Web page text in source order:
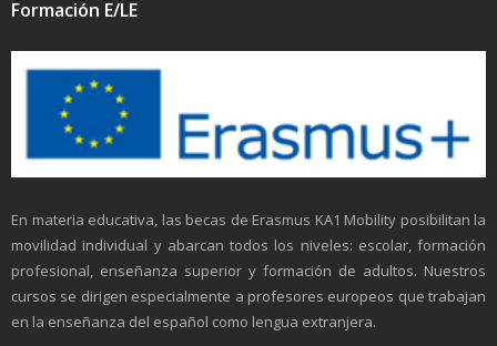
Formación E/LE
En materia educativa, las becas de Erasmus KA1 Mobility posibilitan la
movilidad individual y abarcan todos los niveles: escolar, formación
profesional, enseñanza superior y formación de adultos. Nuestros
cursos se dirigen especialmente a profesores europeos que trabajan
en la enseñanza del español como lengua extranjera.